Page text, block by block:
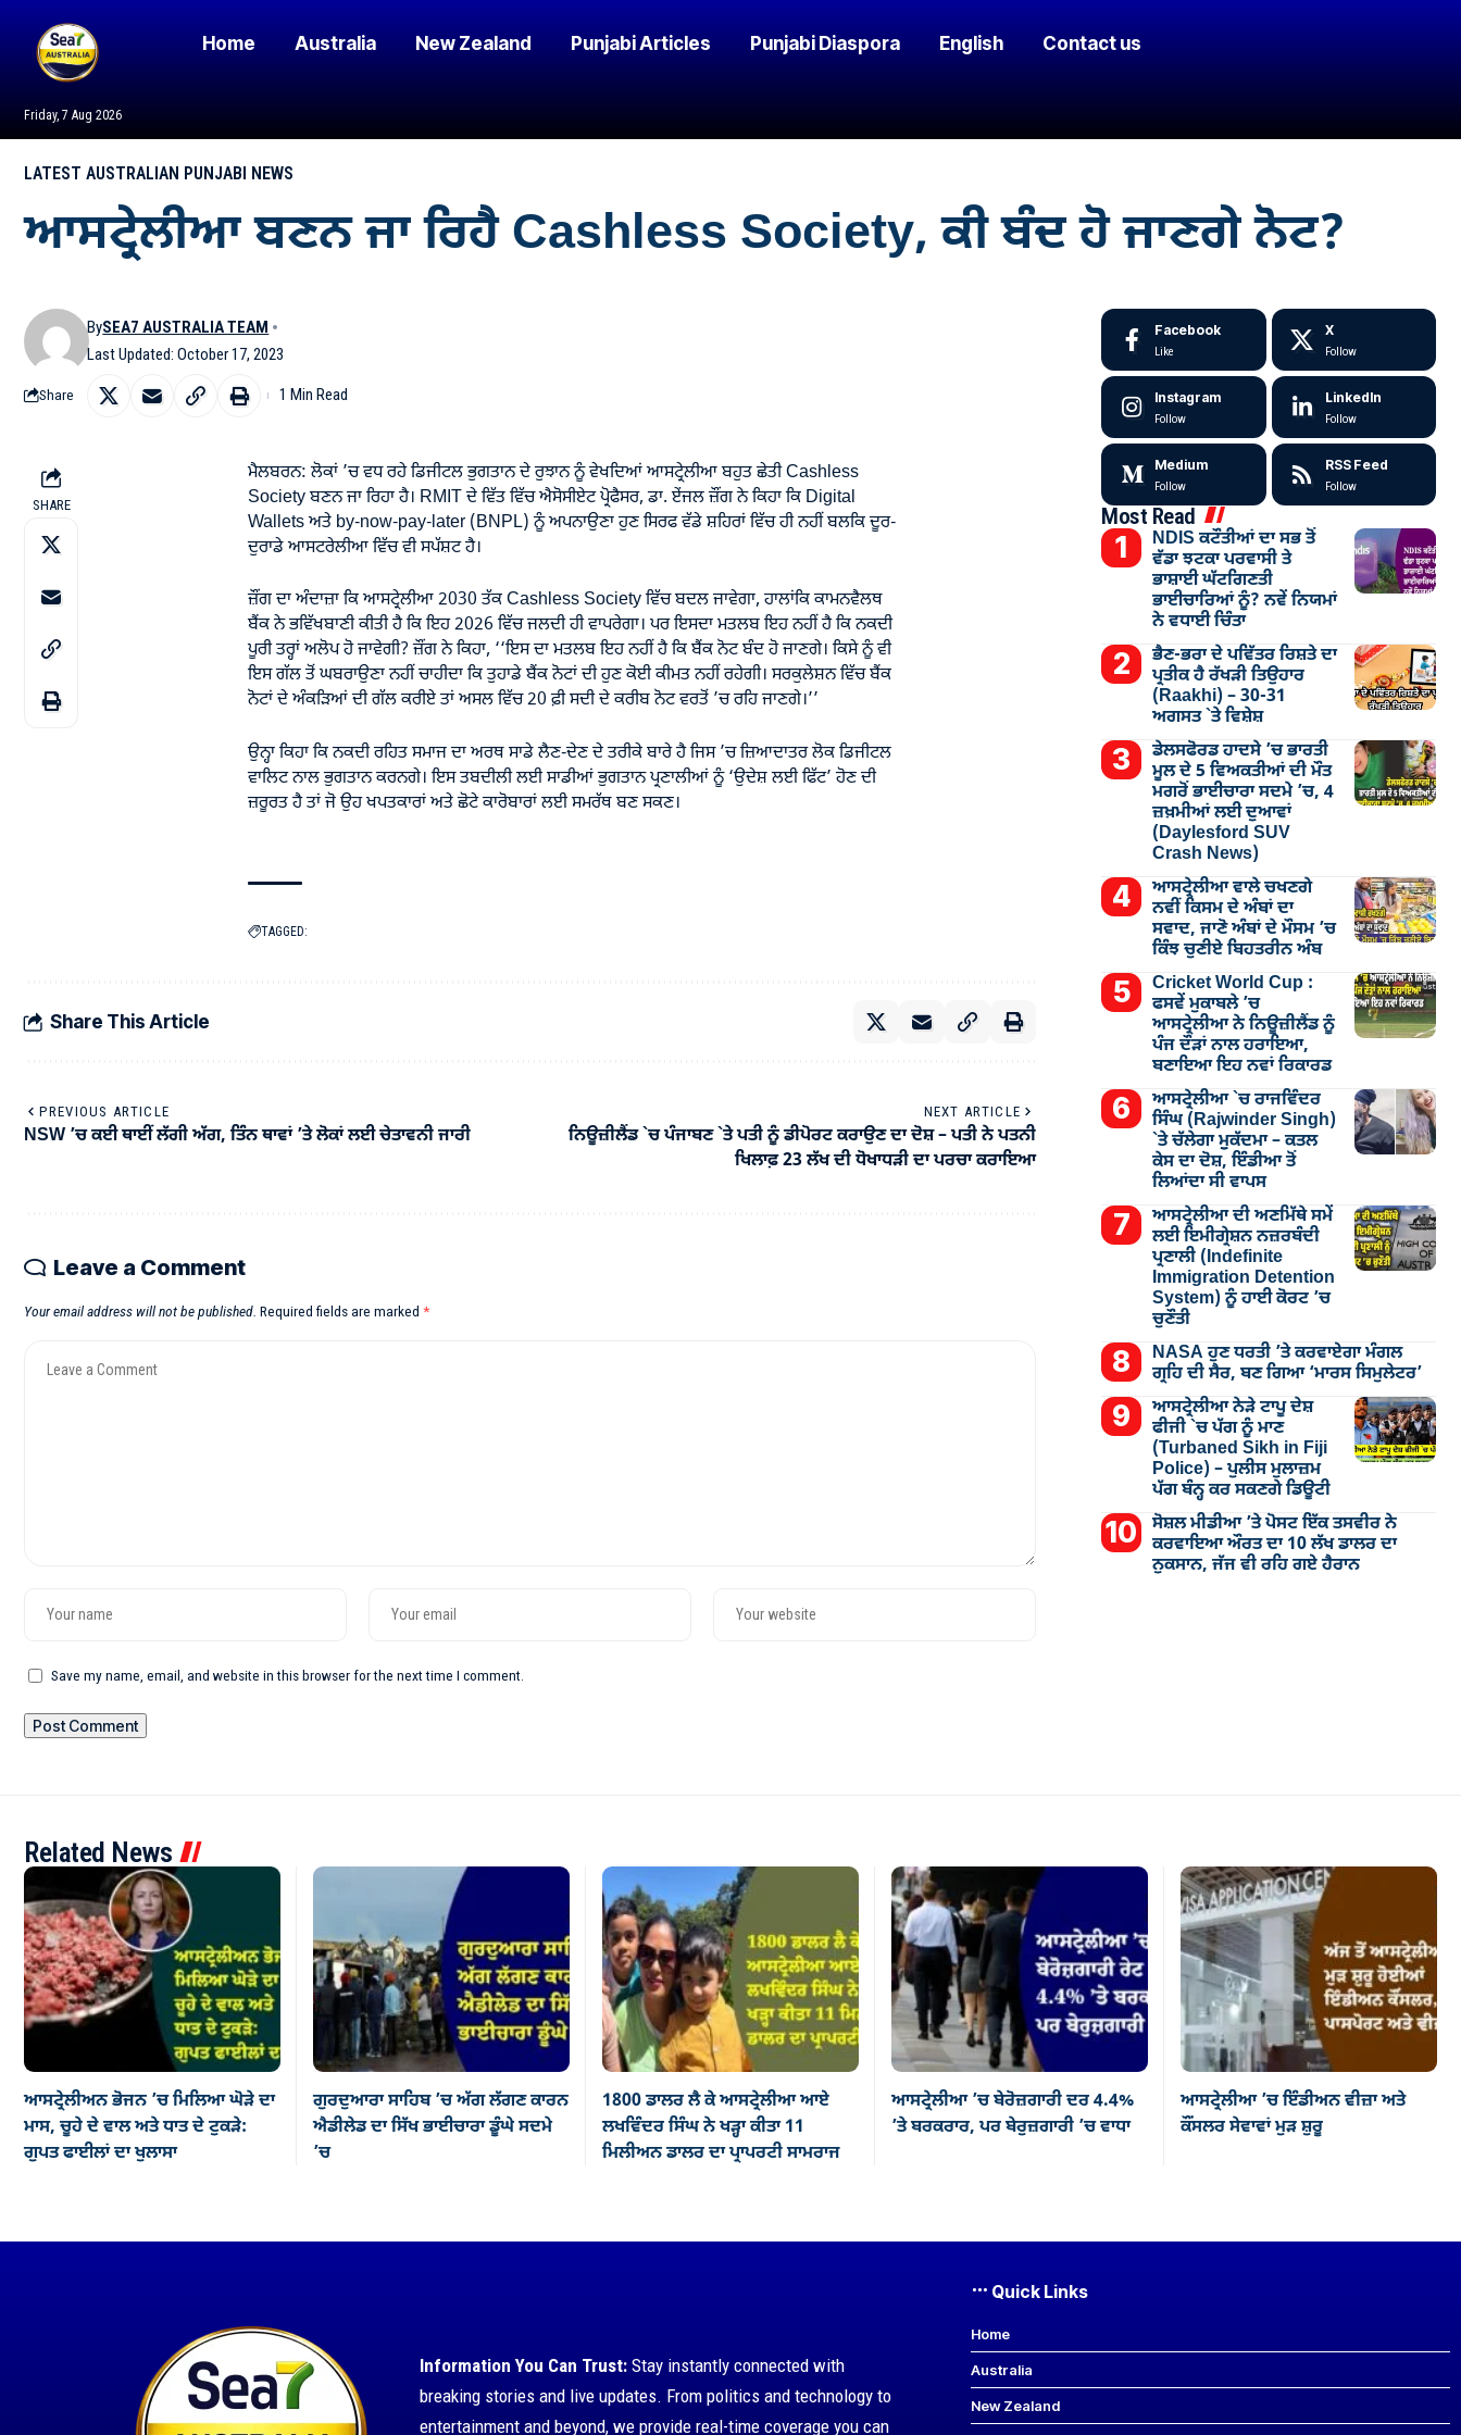
Friday, 7 Aug 2026
Home Australia New Zealand Punjabi Articles Punjabi Diaspora English Contact us
LATEST AUSTRALIAN PUNJABI NEWS
ਆਸਟ੍ਰੇਲੀਆ ਬਣਨ ਜਾ ਰਿਹੈ Cashless Society, ਕੀ ਬੰਦ ਹੋ ਜਾਣਗੇ ਨੋਟ?
Last Updated: October 17, 2023
BySEA7 AUSTRALIA TEAM
Share 1 Min Read
SHARE
ਮੈਲਬਰਨ: ਲੋਕਾਂ ’ਚ ਵਧ ਰਹੇ ਡਿਜੀਟਲ ਭੁਗਤਾਨ ਦੇ ਰੁਝਾਨ ਨੂੰ ਵੇਖਦਿਆਂ ਆਸਟ੍ਰੇਲੀਆ ਬਹੁਤ ਛੇਤੀ Cashless
Society ਬਣਨ ਜਾ ਰਿਹਾ ਹੈ। RMIT ਦੇ ਵਿੱਤ ਵਿੱਚ ਐਸੋਸੀਏਟ ਪ੍ਰੋਫੈਸਰ, ਡਾ. ਏਂਜਲ ਜ਼ੌਂਗ ਨੇ ਕਿਹਾ ਕਿ Digital
Wallets ਅਤੇ by-now-pay-later (BNPL) ਨੂੰ ਅਪਨਾਉਣਾ ਹੁਣ ਸਿਰਫ ਵੱਡੇ ਸ਼ਹਿਰਾਂ ਵਿੱਚ ਹੀ ਨਹੀਂ ਬਲਕਿ ਦੂਰ-
ਦੁਰਾਡੇ ਆਸਟਰੇਲੀਆ ਵਿੱਚ ਵੀ ਸਪੱਸ਼ਟ ਹੈ।
ਜ਼ੌਂਗ ਦਾ ਅੰਦਾਜ਼ਾ ਕਿ ਆਸਟ੍ਰੇਲੀਆ 2030 ਤੱਕ Cashless Society ਵਿੱਚ ਬਦਲ ਜਾਵੇਗਾ, ਹਾਲਾਂਕਿ ਕਾਮਨਵੈਲਥ
ਬੈਂਕ ਨੇ ਭਵਿੱਖਬਾਣੀ ਕੀਤੀ ਹੈ ਕਿ ਇਹ 2026 ਵਿੱਚ ਜਲਦੀ ਹੀ ਵਾਪਰੇਗਾ। ਪਰ ਇਸਦਾ ਮਤਲਬ ਇਹ ਨਹੀਂ ਹੈ ਕਿ ਨਕਦੀ
ਪੂਰੀ ਤਰ੍ਹਾਂ ਅਲੋਪ ਹੋ ਜਾਵੇਗੀ? ਜ਼ੌਂਗ ਨੇ ਕਿਹਾ, ‘‘ਇਸ ਦਾ ਮਤਲਬ ਇਹ ਨਹੀਂ ਹੈ ਕਿ ਬੈਂਕ ਨੋਟ ਬੰਦ ਹੋ ਜਾਣਗੇ। ਕਿਸੇ ਨੂੰ ਵੀ
ਇਸ ਗੱਲ ਤੋਂ ਘਬਰਾਉਣਾ ਨਹੀਂ ਚਾਹੀਦਾ ਕਿ ਤੁਹਾਡੇ ਬੈਂਕ ਨੋਟਾਂ ਦੀ ਹੁਣ ਕੋਈ ਕੀਮਤ ਨਹੀਂ ਰਹੇਗੀ। ਸਰਕੁਲੇਸ਼ਨ ਵਿੱਚ ਬੈਂਕ
ਨੋਟਾਂ ਦੇ ਅੰਕੜਿਆਂ ਦੀ ਗੱਲ ਕਰੀਏ ਤਾਂ ਅਸਲ ਵਿੱਚ 20 ਫ਼ੀ ਸਦੀ ਦੇ ਕਰੀਬ ਨੋਟ ਵਰਤੋਂ ’ਚ ਰਹਿ ਜਾਣਗੇ।’’
ਉਨ੍ਹਾ ਕਿਹਾ ਕਿ ਨਕਦੀ ਰਹਿਤ ਸਮਾਜ ਦਾ ਅਰਥ ਸਾਡੇ ਲੈਣ-ਦੇਣ ਦੇ ਤਰੀਕੇ ਬਾਰੇ ਹੈ ਜਿਸ ’ਚ ਜ਼ਿਆਦਾਤਰ ਲੋਕ ਡਿਜੀਟਲ
ਵਾਲਿਟ ਨਾਲ ਭੁਗਤਾਨ ਕਰਨਗੇ। ਇਸ ਤਬਦੀਲੀ ਲਈ ਸਾਡੀਆਂ ਭੁਗਤਾਨ ਪ੍ਰਣਾਲੀਆਂ ਨੂੰ ‘ਉਦੇਸ਼ ਲਈ ਫਿੱਟ’ ਹੋਣ ਦੀ
ਜ਼ਰੂਰਤ ਹੈ ਤਾਂ ਜੋ ਉਹ ਖਪਤਕਾਰਾਂ ਅਤੇ ਛੋਟੇ ਕਾਰੋਬਾਰਾਂ ਲਈ ਸਮਰੱਥ ਬਣ ਸਕਣ।
TAGGED:
Share This Article
PREVIOUS ARTICLE
NSW ’ਚ ਕਈ ਥਾਈਂ ਲੱਗੀ ਅੱਗ, ਤਿੰਨ ਥਾਵਾਂ ’ਤੇ ਲੋਕਾਂ ਲਈ ਚੇਤਾਵਨੀ ਜਾਰੀ
NEXT ARTICLE
ਨਿਊਜ਼ੀਲੈਂਡ `ਚ ਪੰਜਾਬਣ `ਤੇ ਪਤੀ ਨੂੰ ਡੀਪੋਰਟ ਕਰਾਉਣ ਦਾ ਦੋਸ਼ – ਪਤੀ ਨੇ ਪਤਨੀ
ਖਿਲਾਫ਼ 23 ਲੱਖ ਦੀ ਧੋਖਾਧੜੀ ਦਾ ਪਰਚਾ ਕਰਾਇਆ
Leave a Comment
Your email address will not be published. Required fields are marked *
Save my name, email, and website in this browser for the next time I comment.
Facebook
Like
X
Follow
Instagram
Follow
LinkedIn
Follow
Medium
Follow
RSS Feed
Follow
Most Read
NDIS ਕਟੌਤੀਆਂ ਦਾ ਸਭ ਤੋਂ
ਵੱਡਾ ਝਟਕਾ ਪਰਵਾਸੀ ਤੇ
ਭਾਸ਼ਾਈ ਘੱਟਗਿਣਤੀ
ਭਾਈਚਾਰਿਆਂ ਨੂੰ? ਨਵੇਂ ਨਿਯਮਾਂ
ਨੇ ਵਧਾਈ ਚਿੰਤਾ
ਭੈਣ-ਭਰਾ ਦੇ ਪਵਿੱਤਰ ਰਿਸ਼ਤੇ ਦਾ
ਪ੍ਰਤੀਕ ਹੈ ਰੱਖੜੀ ਤਿਉਹਾਰ
(Raakhi) – 30-31
ਅਗਸਤ `ਤੇ ਵਿਸ਼ੇਸ਼
ਡੇਲਸਫੋਰਡ ਹਾਦਸੇ ’ਚ ਭਾਰਤੀ
ਮੂਲ ਦੇ 5 ਵਿਅਕਤੀਆਂ ਦੀ ਮੌਤ
ਮਗਰੋਂ ਭਾਈਚਾਰਾ ਸਦਮੇ ’ਚ, 4
ਜ਼ਖ਼ਮੀਆਂ ਲਈ ਦੁਆਵਾਂ
(Daylesford SUV
Crash News)
ਆਸਟ੍ਰੇਲੀਆ ਵਾਲੇ ਚਖਣਗੇ
ਨਵੀਂ ਕਿਸਮ ਦੇ ਅੰਬਾਂ ਦਾ
ਸਵਾਦ, ਜਾਣੋ ਅੰਬਾਂ ਦੇ ਮੌਸਮ ’ਚ
ਕਿੰਝ ਚੁਣੀਏ ਬਿਹਤਰੀਨ ਅੰਬ
Cricket World Cup :
ਫਸਵੇਂ ਮੁਕਾਬਲੇ ’ਚ
ਆਸਟ੍ਰੇਲੀਆ ਨੇ ਨਿਊਜ਼ੀਲੈਂਡ ਨੂੰ
ਪੰਜ ਦੌੜਾਂ ਨਾਲ ਹਰਾਇਆ,
ਬਣਾਇਆ ਇਹ ਨਵਾਂ ਰਿਕਾਰਡ
ਆਸਟ੍ਰੇਲੀਆ `ਚ ਰਾਜਵਿੰਦਰ
ਸਿੰਘ (Rajwinder Singh)
`ਤੇ ਚੱਲੇਗਾ ਮੁੁਕੱਦਮਾ – ਕਤਲ
ਕੇਸ ਦਾ ਦੋਸ਼, ਇੰਡੀਆ ਤੋਂ
ਲਿਆਂਦਾ ਸੀ ਵਾਪਸ
ਆਸਟ੍ਰੇਲੀਆ ਦੀ ਅਣਮਿੱਥੇ ਸਮੇਂ
ਲਈ ਇਮੀਗ੍ਰੇਸ਼ਨ ਨਜ਼ਰਬੰਦੀ
ਪ੍ਰਣਾਲੀ (Indefinite
Immigration Detention
System) ਨੂੰ ਹਾਈ ਕੋਰਟ ’ਚ
ਚੁਣੌਤੀ
NASA ਹੁਣ ਧਰਤੀ ’ਤੇ ਕਰਵਾਏਗਾ ਮੰਗਲ
ਗ੍ਰਹਿ ਦੀ ਸੈਰ, ਬਣ ਗਿਆ ‘ਮਾਰਸ ਸਿਮੁਲੇਟਰ’
ਆਸਟ੍ਰੇਲੀਆ ਨੇੜੇ ਟਾਪੂ ਦੇਸ਼
ਫੀਜੀ `ਚ ਪੱਗ ਨੂੰ ਮਾਣ
(Turbaned Sikh in Fiji
Police) – ਪੁਲੀਸ ਮੁਲਾਜ਼ਮ
ਪੱਗ ਬੰਨ੍ਹ ਕਰ ਸਕਣਗੇ ਡਿਊਟੀ
ਸੋਸ਼ਲ ਮੀਡੀਆ ’ਤੇ ਪੋਸਟ ਇੱਕ ਤਸਵੀਰ ਨੇ
ਕਰਵਾਇਆ ਔਰਤ ਦਾ 10 ਲੱਖ ਡਾਲਰ ਦਾ
ਨੁਕਸਾਨ, ਜੱਜ ਵੀ ਰਹਿ ਗਏ ਹੈਰਾਨ
Related News
ਆਸਟ੍ਰੇਲੀਅਨ ਭੋਜਨ ’ਚ ਮਿਲਿਆ ਘੋੜੇ ਦਾ
ਮਾਸ, ਚੂਹੇ ਦੇ ਵਾਲ ਅਤੇ ਧਾਤ ਦੇ ਟੁਕੜੇ:
ਗੁਪਤ ਫਾਈਲਾਂ ਦਾ ਖੁਲਾਸਾ
ਗੁਰਦੁਆਰਾ ਸਾਹਿਬ ’ਚ ਅੱਗ ਲੱਗਣ ਕਾਰਨ
ਐਡੀਲੇਡ ਦਾ ਸਿੱਖ ਭਾਈਚਾਰਾ ਡੂੰਘੇ ਸਦਮੇ
’ਚ
1800 ਡਾਲਰ ਲੈ ਕੇ ਆਸਟ੍ਰੇਲੀਆ ਆਏ
ਲਖਵਿੰਦਰ ਸਿੰਘ ਨੇ ਖੜ੍ਹਾ ਕੀਤਾ 11
ਮਿਲੀਅਨ ਡਾਲਰ ਦਾ ਪ੍ਰਾਪਰਟੀ ਸਾਮਰਾਜ
ਆਸਟ੍ਰੇਲੀਆ ’ਚ ਬੇਰੋਜ਼ਗਾਰੀ ਦਰ 4.4%
’ਤੇ ਬਰਕਰਾਰ, ਪਰ ਬੇਰੁਜ਼ਗਾਰੀ ’ਚ ਵਾਧਾ
ਆਸਟ੍ਰੇਲੀਆ ’ਚ ਇੰਡੀਅਨ ਵੀਜ਼ਾ ਅਤੇ
ਕੌਂਸਲਰ ਸੇਵਾਵਾਂ ਮੁੜ ਸ਼ੁਰੂ
Information You Can Trust: Stay instantly connected with
breaking stories and live updates. From politics and technology to
entertainment and beyond, we provide real-time coverage you can
Quick Links
Home
Australia
New Zealand